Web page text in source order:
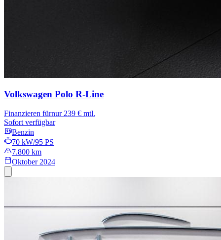
Volkswagen Polo R-Line
Finanzieren fürnur 239 € mtl.
Sofort verfügbar
Benzin
70 kW/95 PS
7.800 km
Oktober 2024